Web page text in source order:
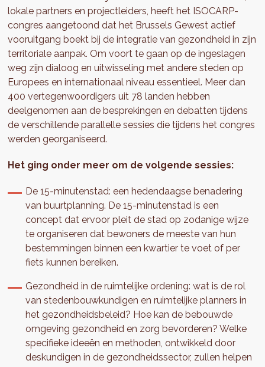
lokale partners en projectleiders, heeft het ISOCARP-
congres aangetoond dat het Brussels Gewest actief
vooruitgang boekt bij de integratie van gezondheid in zijn
territoriale aanpak. Om voort te gaan op de ingeslagen
weg zijn dialoog en uitwisseling met andere steden op
Europees en internationaal niveau essentieel. Meer dan
400 vertegenwoordigers uit 78 landen hebben
deelgenomen aan de besprekingen en debatten tijdens
de verschillende parallelle sessies die tijdens het congres
werden georganiseerd.
Het ging onder meer om de volgende sessies:
De 15-minutenstad: een hedendaagse benadering
van buurtplanning. De 15-minutenstad is een
concept dat ervoor pleit de stad op zodanige wijze
te organiseren dat bewoners de meeste van hun
bestemmingen binnen een kwartier te voet of per
fiets kunnen bereiken.
Gezondheid in de ruimtelijke ordening: wat is de rol
van stedenbouwkundigen en ruimtelijke planners in
het gezondheidsbeleid? Hoe kan de bebouwde
omgeving gezondheid en zorg bevorderen? Welke
specifieke ideeën en methoden, ontwikkeld door
deskundigen in de gezondheidssector, zullen helpen